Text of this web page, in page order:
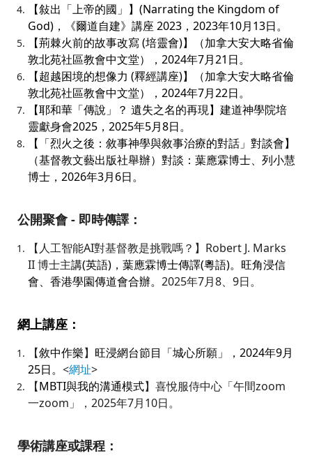
【敍出「上帝的國」 】 (Narrating the Kingdom of
God)，《爾道自建》講座 2023，2023年10月13日。
【荊棘火前的故事改寫 (培靈會)】（加拿大安大略省倫
敦北苑社區教會中文堂），2024年7月21日。
【超越困境的想像力 (釋經講座)】（加拿大安大略省倫
敦北苑社區教會中文堂），2024年7月22日。
【耶和華「傳說」？ 遺失之名的再現】建道神學院培
靈獻身會2025，2025年5月8日。
【「烈火之後：敘事神學與敘事治療的對話」對談會】
（基督教文藝出版社舉辦）對談：葉應霖博士、列小慧
博士，2026年3月6日。
公開聚會 - 即時傳譯：
【人工智能AI對基督教是挑戰嗎？ 】Robert J. Marks
II 博士主講(英語)，葉應霖博士傳譯(粵語)。旺角浸信
會、香港學園傳道會合辦。 2025年7月8、9日。
網上講座：
【敘中作樂】 旺浸網台節目「城心所願」， 2024年9月
25日。 <網址>
【MBTI與我的溝通模式】喜悅服侍中心「午間zoom
一zoom」，2025年7月10日。
學術講座或課程：